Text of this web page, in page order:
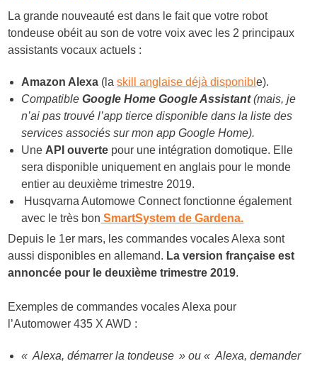
La grande nouveauté est dans le fait que votre robot
tondeuse obéit au son de votre voix avec les 2 principaux
assistants vocaux actuels :
Amazon Alexa (laskill anglaise déjà disponible).
Compatible Google Home Google Assistant(mais, je
n’ai pas trouvé l’app tierce disponible dans la liste des
services associés sur mon app Google Home).
Une API ouverte pour une intégration domotique. Elle
sera disponible uniquement en anglais pour le monde
entier au deuxième trimestre 2019.
Husqvarna Automowe Connect fonctionne également
avec le très bon SmartSystem de Gardena.
Depuis le 1er mars, les commandes vocales Alexa sont
aussi disponibles en allemand. La version française est
annoncée pour le deuxième trimestre 2019.
Exemples de commandes vocales Alexa pour
l’Automower 435 X AWD :
« Alexa, démarrer la tondeuse » ou « Alexa, demander